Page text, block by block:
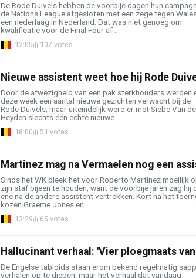
De Rode Duivels hebben de voorbije dagen hun
de Nations League afgesloten met een zege tegen
een nederlaag in Nederland. Dat was niet genoeg om
kwalificatie voor de Final Four af ...
12:05 107 votes
Nieuwe assistent weet hoe hij Rode
Door de afwezigheid van een pak sterkhouders werden
deze week een aantal nieuwe gezichten verwacht bij de
Rode Duivels, maar uiteindelijk werd er met Siebe Van
Heyden slechts één echte nieuwe ...
18:00 51 votes
Martinez mag na Vermaelen nog een
Sinds het WK bleek het voor Roberto Martinez moeilijk
zijn staf bijeen te houden, want de voorbije jaren zag hij
ene na de andere assistent vertrekken. Kort na het
kozen Graeme Jones en ...
13:29 65 votes
Hallucinant verhaal: 'Vier ploegmaats
De Engelse tabloids staan erom bekend regelmatig
verhalen op te diepen, maar het verhaal dat vandaag